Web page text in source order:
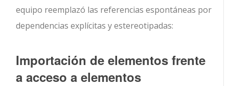
equipo reemplazó las referencias espontáneas por
dependencias explícitas y estereotipadas:
Importación de elementos frente
a acceso a elementos